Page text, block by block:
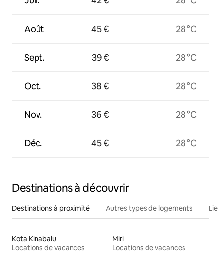
Août
Sept.
Oct.
Nov.
Déc.
45 €
39 €
38 €
36 €
45 €
28 °C
28 °C
28 °C
28 °C
28 °C
Destinations à découvrir
Destinations à proximité Autres types de logements
Kota Kinabalu
Locations de vacances
Miri
Locations de vacances